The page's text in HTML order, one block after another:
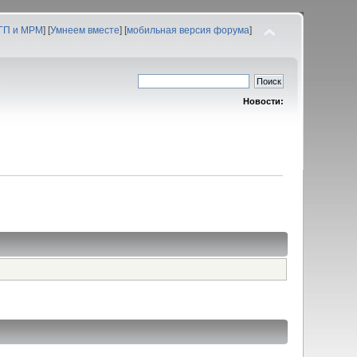
и МРМ] [Умнеем вместе] [мобильная версия форума]
Новости: